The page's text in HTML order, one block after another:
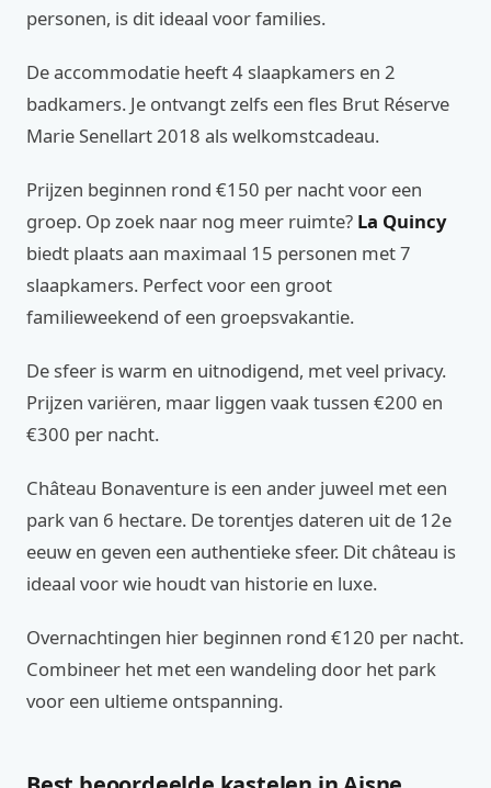
personen, is dit ideaal voor families.
De accommodatie heeft 4 slaapkamers en 2
badkamers. Je ontvangt zelfs een fles Brut Réserve
Marie Senellart 2018 als welkomstcadeau.
Prijzen beginnen rond €150 per nacht voor een
groep. Op zoek naar nog meer ruimte? La Quincy
biedt plaats aan maximaal 15 personen met 7
slaapkamers. Perfect voor een groot
familieweekend of een groepsvakantie.
De sfeer is warm en uitnodigend, met veel privacy.
Prijzen variëren, maar liggen vaak tussen €200 en
€300 per nacht.
Château Bonaventure is een ander juweel met een
park van 6 hectare. De torentjes dateren uit de 12e
eeuw en geven een authentieke sfeer. Dit château is
ideaal voor wie houdt van historie en luxe.
Overnachtingen hier beginnen rond €120 per nacht.
Combineer het met een wandeling door het park
voor een ultieme ontspanning.